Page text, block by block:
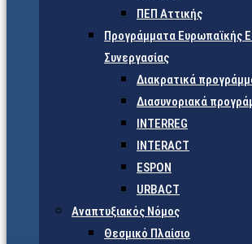
ΠΕΠ Αττικής
Προγράμματα Ευρωπαϊκής
Συνεργασίας
Διακρατικά
Διασυνοριακά
INTERREG
INTERACT
ESPON
URBACT
Αναπτυξιακός Νόμος
Θεσμικό Πλαίσιο